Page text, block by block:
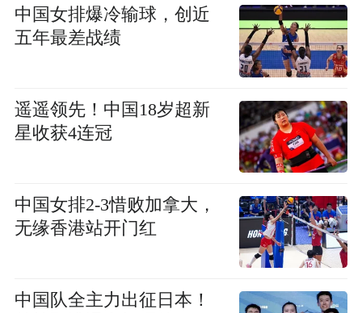
中国女排爆冷输球，创近
五年最差战绩
遥遥领先！中国18岁超新
星收获4连冠
中国女排2-3惜败加拿大，
无缘香港站开门红
中国队全主力出征日本！